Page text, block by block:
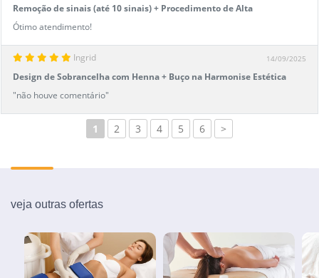
Remoção de sinais (até 10 sinais) + Procedimento de Alta
Frequência
Ótimo atendimento!
Ingrid 14/09/2025
Design de Sobrancelha com Henna + Buço na Harmonise Estética
Avançada
"não houve comentário"
1 2 3 4 5 6 >
veja outras ofertas